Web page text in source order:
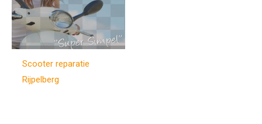
Scooter reparatie
Rijpelberg